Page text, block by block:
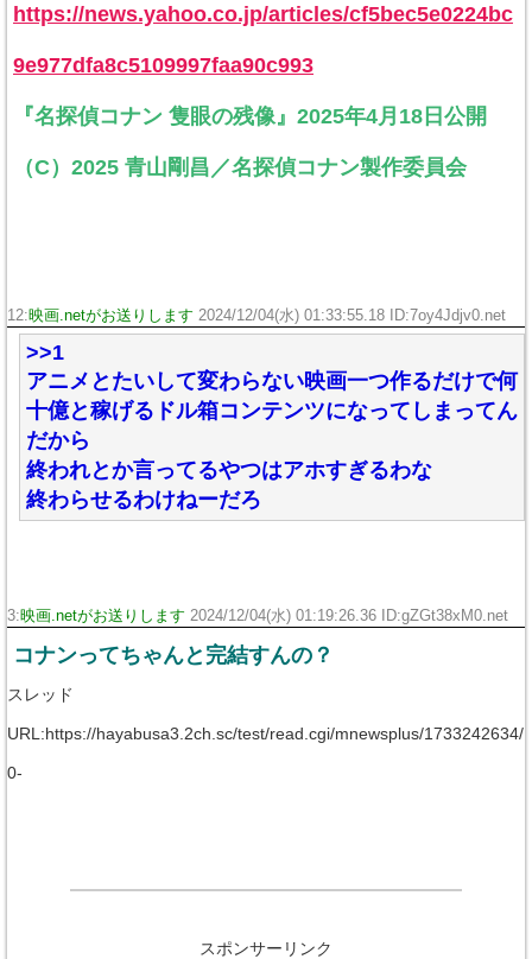
https://news.yahoo.co.jp/articles/cf5bec5e0224bc
9e977dfa8c5109997faa90c993
『名探偵コナン 隻眼の残像』2025年4月18日公開
（C）2025 青山剛昌／名探偵コナン製作委員会
12:映画.netがお送りします 2024/12/04(水) 01:33:55.18 ID:7oy4Jdjv0.net
>>1
アニメとたいして変わらない映画一つ作るだけで何
十億と稼げるドル箱コンテンツになってしまってん
だから
終われとか言ってるやつはアホすぎるわな
終わらせるわけねーだろ
3:映画.netがお送りします 2024/12/04(水) 01:19:26.36 ID:gZGt38xM0.net
コナンってちゃんと完結すんの？
スレッド
URL:https://hayabusa3.2ch.sc/test/read.cgi/mnewsplus/1733242634/
0-
スポンサーリンク